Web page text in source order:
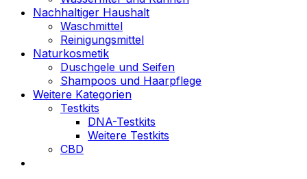
Nachhaltiger Haushalt
Waschmittel
Reinigungsmittel
Naturkosmetik
Duschgele und Seifen
Shampoos und Haarpflege
Weitere Kategorien
Testkits
DNA-Testkits
Weitere Testkits
CBD